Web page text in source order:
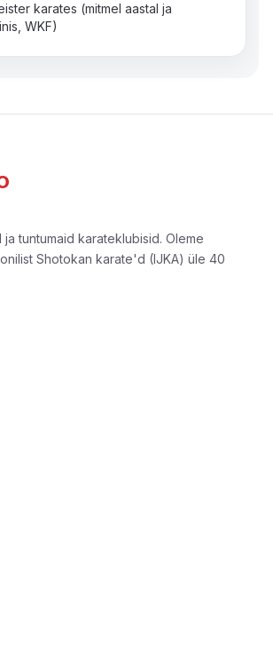
karates (mitmel aastal ja
WKF)
ja tuntumaid karateklubisid. Oleme
Shotokan karate'd (IJKA) üle 40